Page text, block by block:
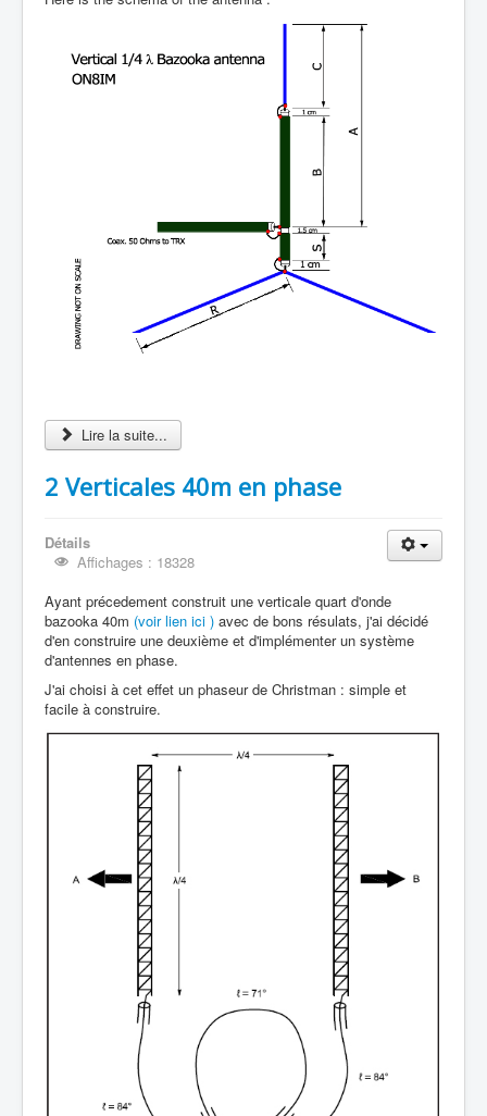
Lire la suite...
2 Verticales 40m en phase
Détails
Affichages : 18328
Ayant précedement construit une verticale quart d'onde
bazooka 40m (voir lien ici ) avec de bons résulats, j'ai décidé
d'en construire une deuxième et d'implémenter un système
d'antennes en phase.
J'ai choisi à cet effet un phaseur de Christman : simple et
facile à construire.